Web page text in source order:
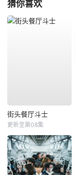
猜你喜欢
街头餐厅斗士
更新至第08集